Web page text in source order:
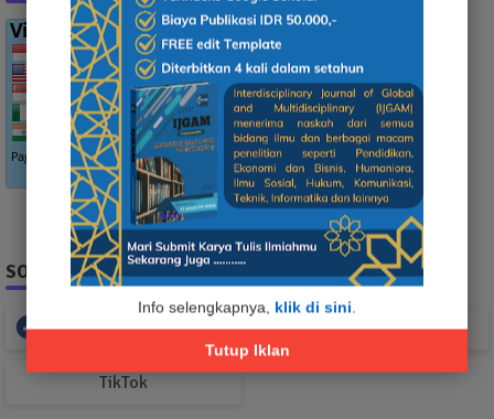
Info selengkapnya, klik di sini
Tutup Iklan
SOCIAL PLUGIN
Facebook Whatsapp
TikTok